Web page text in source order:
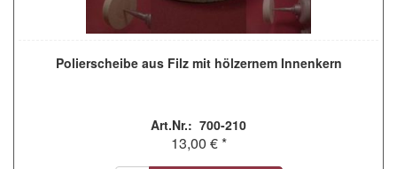
Polierscheibe aus Filz mit hölzernem Innenkern
Art.Nr.: 700-210
13,00 € *